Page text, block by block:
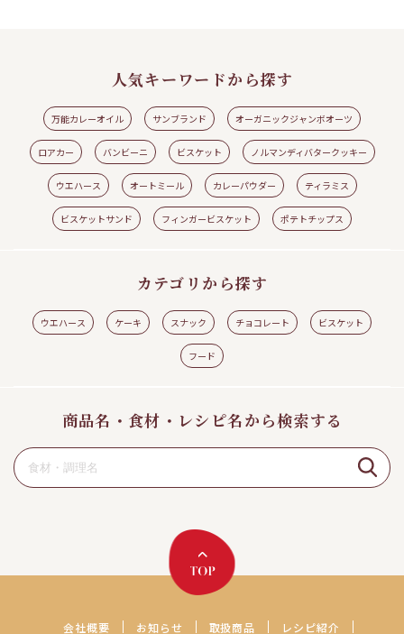
レシピの続きを見る
人気キーワードから探す
万能カレーオイル サンブランド オーガニックジャンボオーツ
ロアカー バンビーニ ビスケット ノルマンディバタークッキー
ウエハース オートミール カレーパウダー ティラミス
ビスケットサンド フィンガービスケット ポテトチップス
カテゴリから探す
ウエハース ケーキ スナック チョコレート ビスケット
フード
商品名・食材・レシピ名から検索する
会社概要 お知らせ 取扱商品 レシピ紹介